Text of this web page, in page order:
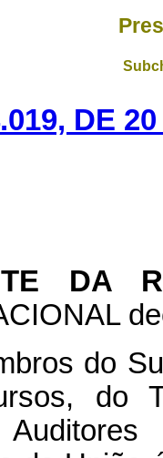
DE
DA
do
do